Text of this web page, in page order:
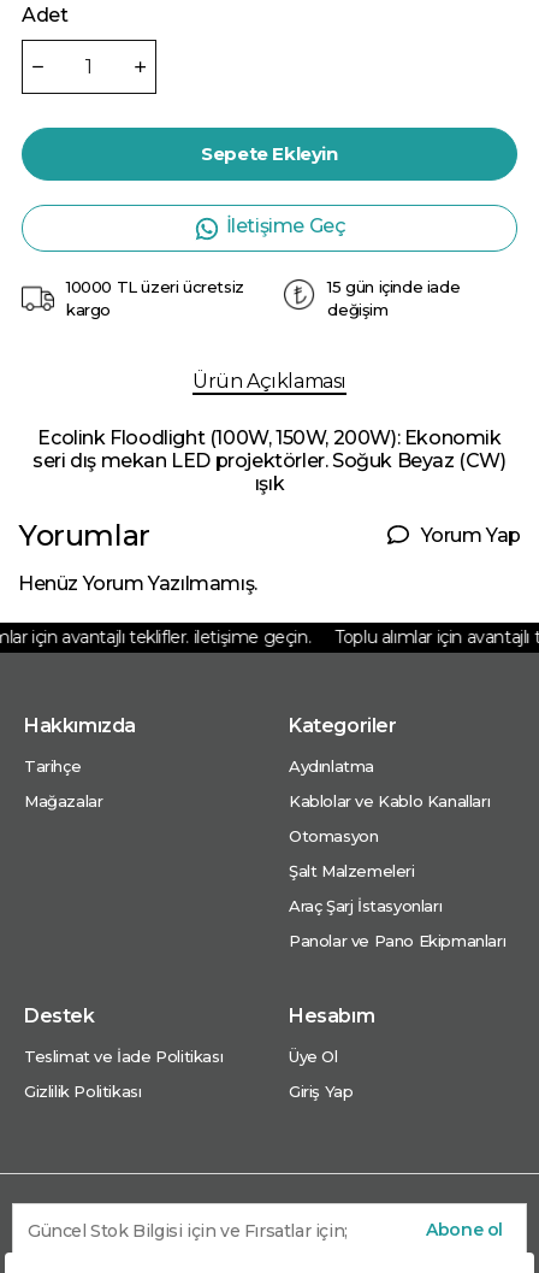
Adet
Sepete Ekleyin
İletişime Geç
10000 TL üzeri ücretsiz
kargo
15 gün içinde iade
değişim
Ürün Açıklaması
Ecolink Floodlight (100W, 150W, 200W): Ekonomik
seri dış mekan LED projektörler. Soğuk Beyaz (CW)
ışık
Yorumlar Yorum Yap
Henüz Yorum Yazılmamış.
için avantajlı teklifler. iletişime geçin. Toplu alımlar için
Hakkımızda
Tarihçe
Mağazalar
Kategoriler
Aydınlatma
Kablolar ve Kablo Kanalları
Otomasyon
Şalt Malzemeleri
Araç Şarj İstasyonları
Panolar ve Pano Ekipmanları
Destek
Teslimat ve İade Politikası
Gizlilik Politikası
Hesabım
Üye Ol
Giriş Yap
Abone ol